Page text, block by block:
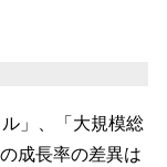
」、「大規模総
成長率の差異は